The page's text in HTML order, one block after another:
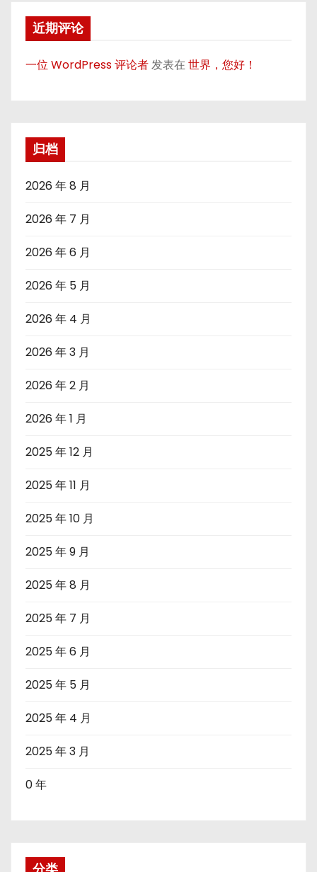
近期评论
一位 WordPress 评论者发表在世界，您好！
归档
2026 年 8 月
2026 年 7 月
2026 年 6 月
2026 年 5 月
2026 年 4 月
2026 年 3 月
2026 年 2 月
2026 年 1 月
2025 年 12 月
2025 年 11 月
2025 年 10 月
2025 年 9 月
2025 年 8 月
2025 年 7 月
2025 年 6 月
2025 年 5 月
2025 年 4 月
2025 年 3 月
0 年